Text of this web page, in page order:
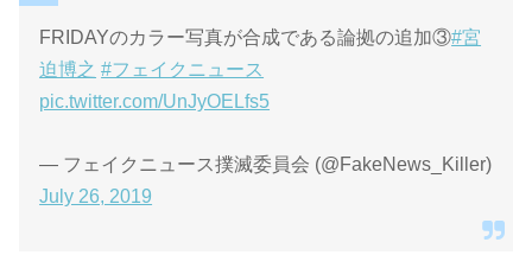
FRIDAYのカラー写真が合成である論拠の追加③#宮
迫博之 #フェイクニュース
pic.twitter.com/UnJyOELfs5
— フェイクニュース撲滅委員会 (@FakeNews_Killer)
July 26, 2019